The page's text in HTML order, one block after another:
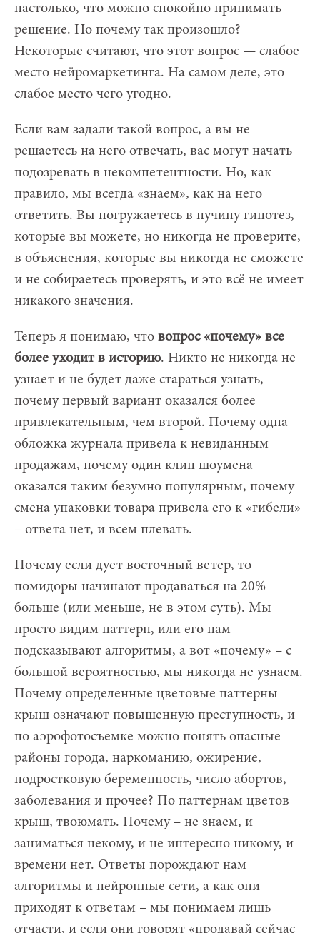
настолько, что можно спокойно принимать
решение. Но почему так произошло?
Некоторые считают, что этот вопрос — слабое
место нейромаркетинга. На самом деле, это
слабое место чего угодно.
Если вам задали такой вопрос, а вы не
решаетесь на него отвечать, вас могут начать
подозревать в некомпетентности. Но, как
правило, мы всегда «знаем», как на него
ответить. Вы погружаетесь в пучину гипотез,
которые вы можете, но никогда не проверите,
в объяснения, которые вы никогда не сможете
и не собираетесь проверять, и это всё не имеет
никакого значения.
Теперь я понимаю, что вопрос «почему» все
более уходит в историю. Никто не никогда не
узнает и не будет даже стараться узнать,
почему первый вариант оказался более
привлекательным, чем второй. Почему одна
обложка журнала привела к невиданным
продажам, почему один клип шоумена
оказался таким безумно популярным, почему
смена упаковки товара привела его к «гибели»
– ответа нет, и всем плевать.
Почему если дует восточный ветер, то
помидоры начинают продаваться на 20%
больше (или меньше, не в этом суть). Мы
просто видим паттерн, или его нам
подсказывают алгоритмы, а вот «почему» – с
большой вероятностью, мы никогда не узнаем.
Почему определенные цветовые паттерны
крыш означают повышенную преступность, и
по аэрофотосъемке можно понять опасные
районы города, наркоманию, ожирение,
подростковую беременность, число абортов,
заболевания и прочее? По паттернам цветов
крыш, твоюмать. Почему – не знаем, и
заниматься некому, и не интересно никому, и
времени нет. Ответы порождают нам
алгоритмы и нейронные сети, а как они
приходят к ответам – мы понимаем лишь
отчасти, и если они говорят «продавай сейчас